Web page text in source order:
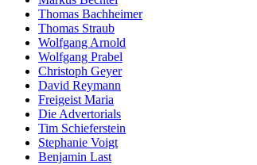
Thomas Bachheimer
Thomas Straub
Wolfgang Arnold
Wolfgang Prabel
Christoph Geyer
David Reymann
Freigeist Maria
Die Advertorials
Tim Schieferstein
Stephanie Voigt
Benjamin Last